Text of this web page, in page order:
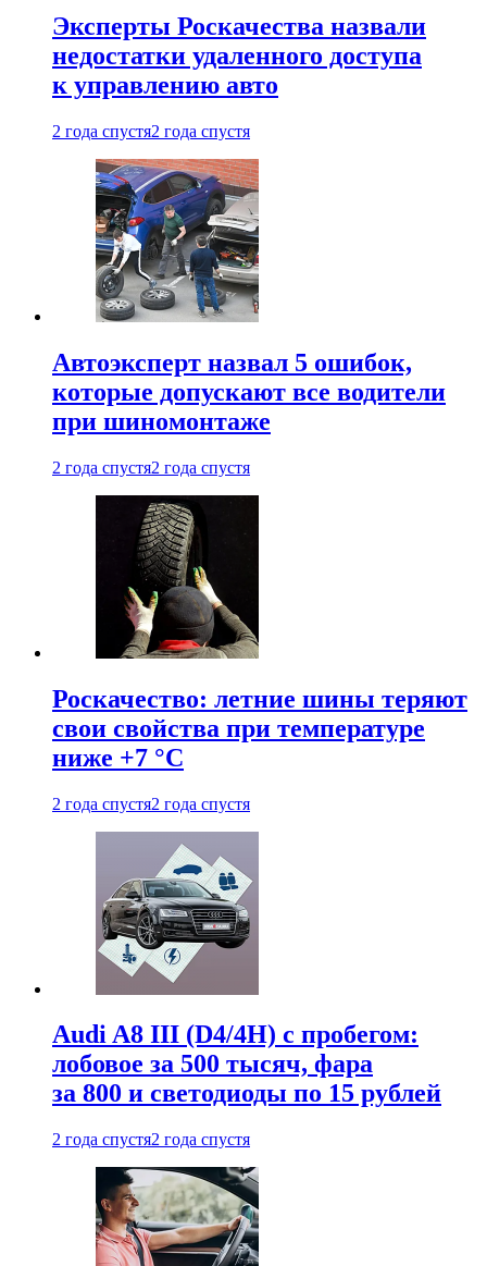
Эксперты Роскачества назвали
недостатки удаленного доступа
к управлению авто
2 года спустя2 года спустя
Автоэксперт назвал 5 ошибок,
которые допускают все водители
при шиномонтаже
2 года спустя2 года спустя
Роскачество: летние шины теряют
свои свойства при температуре
ниже +7 °C
2 года спустя2 года спустя
Audi A8 III (D4/4H) c пробегом:
лобовое за 500 тысяч, фара
за 800 и светодиоды по 15 рублей
2 года спустя2 года спустя